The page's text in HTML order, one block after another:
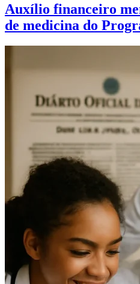
Auxílio financeiro
de medicina do